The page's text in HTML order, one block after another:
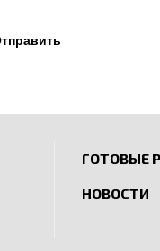
ГОТОВЫЕ
НОВОСТИ